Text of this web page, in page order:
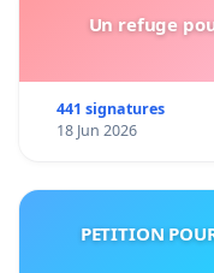
Un refuge
441 signatures
18 Jun 2026
PETITION